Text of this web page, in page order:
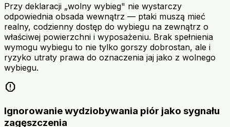
Przy deklaracji „wolny wybieg" nie wystarczy
odpowiednia obsada wewnątrz — ptaki muszą mieć
realny, codzienny dostęp do wybiegu na zewnątrz o
właściwej powierzchni i wyposażeniu. Brak spełnienia
wymogu wybiegu to nie tylko gorszy dobrostan, ale i
ryzyko utraty prawa do oznaczenia jaj jako z wolnego
wybiegu.
report
Ignorowanie wydziobywania piór jako sygnału
zagęszczenia